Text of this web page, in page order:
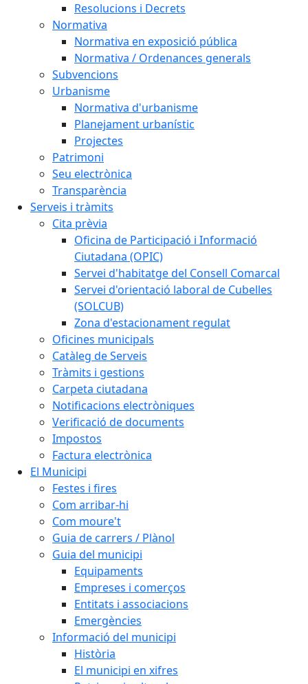
Resolucions i Decrets
Normativa
Normativa en exposició pública
Normativa / Ordenances generals
Subvencions
Urbanisme
Normativa d'urbanisme
Planejament urbanístic
Projectes
Patrimoni
Seu electrònica
Transparència
Serveis i tràmits
Cita prèvia
Oficina de Participació i Informació
Ciutadana (OPIC)
Servei d'habitatge del Consell Comarcal
Servei d'orientació laboral de Cubelles
(SOLCUB)
Zona d'estacionament regulat
Oficines municipals
Catàleg de Serveis
Tràmits i gestions
Carpeta ciutadana
Notificacions electròniques
Verificació de documents
Impostos
Factura electrònica
El Municipi
Festes i fires
Com arribar-hi
Com moure't
Guia de carrers / Plànol
Guia del municipi
Equipaments
Empreses i comerços
Entitats i associacions
Emergències
Informació del municipi
Història
El municipi en xifres